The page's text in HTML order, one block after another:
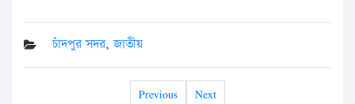
চাঁদপুর সদর,জাতীয়
Previous Next